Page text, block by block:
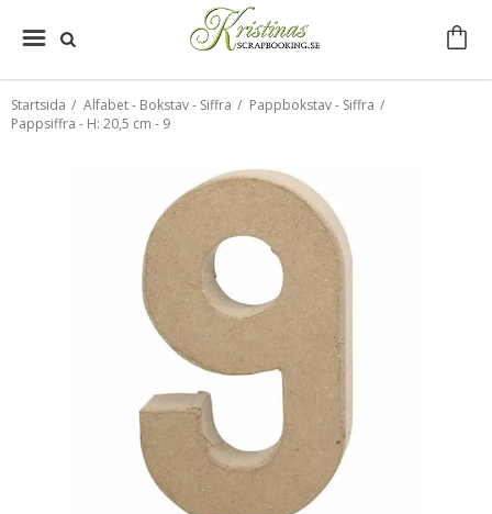
Startsida / Alfabet - Bokstav - Siffra / Pappbokstav - Siffra /
Pappsiffra - H: 20,5 cm - 9